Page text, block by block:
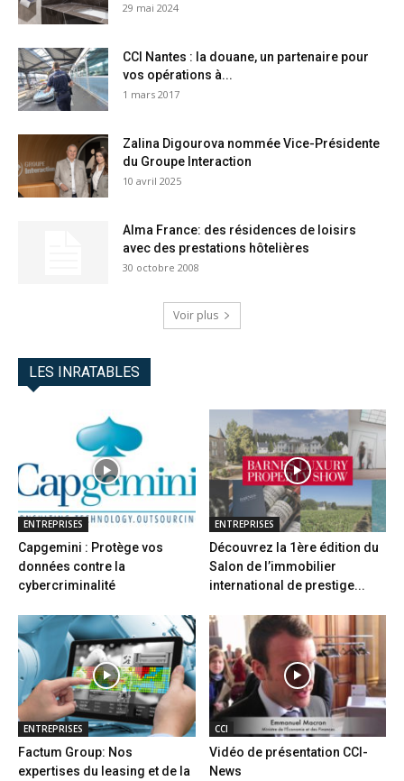
29 mai 2024
CCI Nantes : la douane, un partenaire pour
vos opérations à...
1 mars 2017
Zalina Digourova nommée Vice-Présidente
du Groupe Interaction
10 avril 2025
Alma France: des résidences de loisirs
avec des prestations hôtelières
30 octobre 2008
Voir plus
LES INRATABLES
ENTREPRISES
Capgemini : Protège vos
données contre la
cybercriminalité
ENTREPRISES
Découvrez la 1ère édition du
Salon de l’immobilier
international de prestige...
ENTREPRISES
Factum Group: Nos
expertises du leasing et de la
CCI
Vidéo de présentation CCI-
News